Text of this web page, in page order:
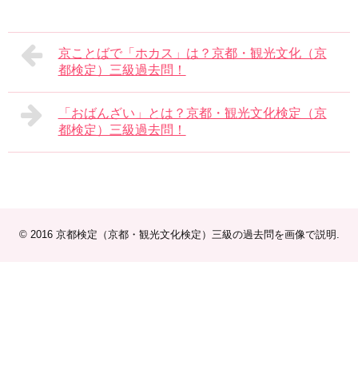
京ことばで「ホカス」は？京都・観光文化（京
都検定）三級過去問！
「おばんざい」とは？京都・観光文化検定（京
都検定）三級過去問！
© 2016 京都検定（京都・観光文化検定）三級の過去問を画像で説明 .